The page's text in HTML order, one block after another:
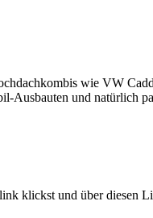
wie VW
und natürlich
klickst und über